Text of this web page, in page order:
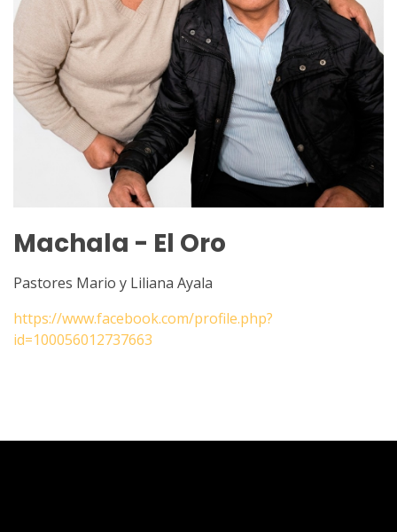
Machala - El Oro
Pastores Mario y Liliana Ayala
https://www.facebook.com/profile.php?
id=100056012737663